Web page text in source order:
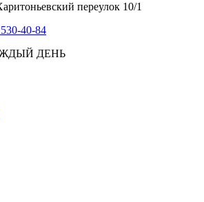
переулок 10/1
40-84
ДЕНЬ